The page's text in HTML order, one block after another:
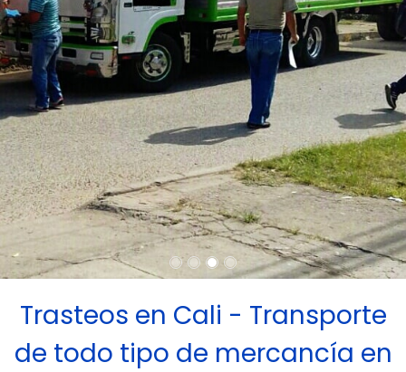
Trasteos en Cali - Transporte
de todo tipo de mercancía en